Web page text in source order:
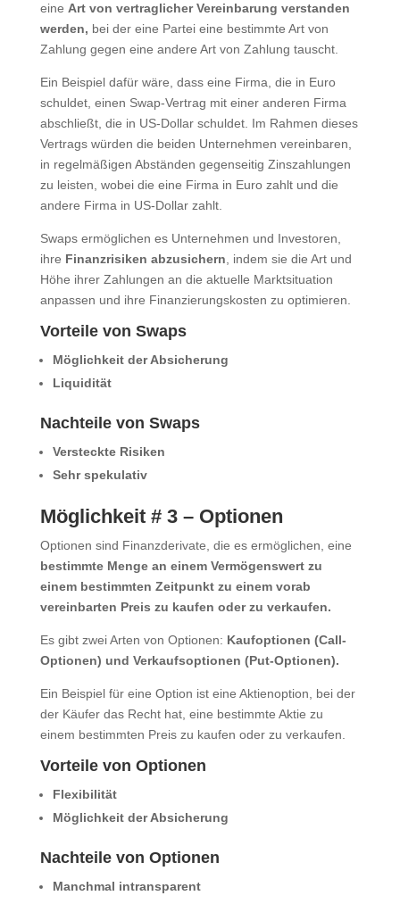
eine Art von vertraglicher Vereinbarung verstanden
werden, bei der eine Partei eine bestimmte Art von
Zahlung gegen eine andere Art von Zahlung tauscht.
Ein Beispiel dafür wäre, dass eine Firma, die in Euro
schuldet, einen Swap-Vertrag mit einer anderen Firma
abschließt, die in US-Dollar schuldet. Im Rahmen dieses
Vertrags würden die beiden Unternehmen vereinbaren,
in regelmäßigen Abständen gegenseitig Zinszahlungen
zu leisten, wobei die eine Firma in Euro zahlt und die
andere Firma in US-Dollar zahlt.
Swaps ermöglichen es Unternehmen und Investoren,
ihre Finanzrisiken abzusichern , indem sie die Art und
Höhe ihrer Zahlungen an die aktuelle Marktsituation
anpassen und ihre Finanzierungskosten zu optimieren.
Vorteile von Swaps
Möglichkeit der Absicherung
Liquidität
Nachteile von Swaps
Versteckte Risiken
Sehr spekulativ
Möglichkeit # 3 – Optionen
Optionen sind Finanzderivate, die es ermöglichen, eine
bestimmte Menge an einem Vermögenswert zu
einem bestimmten Zeitpunkt zu einem vorab
vereinbarten Preis zu kaufen oder zu verkaufen.
Es gibt zwei Arten von Optionen: Kaufoptionen (Call-
Optionen) und Verkaufsoptionen (Put-Optionen).
Ein Beispiel für eine Option ist eine Aktienoption, bei der
der Käufer das Recht hat, eine bestimmte Aktie zu
einem bestimmten Preis zu kaufen oder zu verkaufen.
Vorteile von Optionen
Flexibilität
Möglichkeit der Absicherung
Nachteile von Optionen
Manchmal intransparent